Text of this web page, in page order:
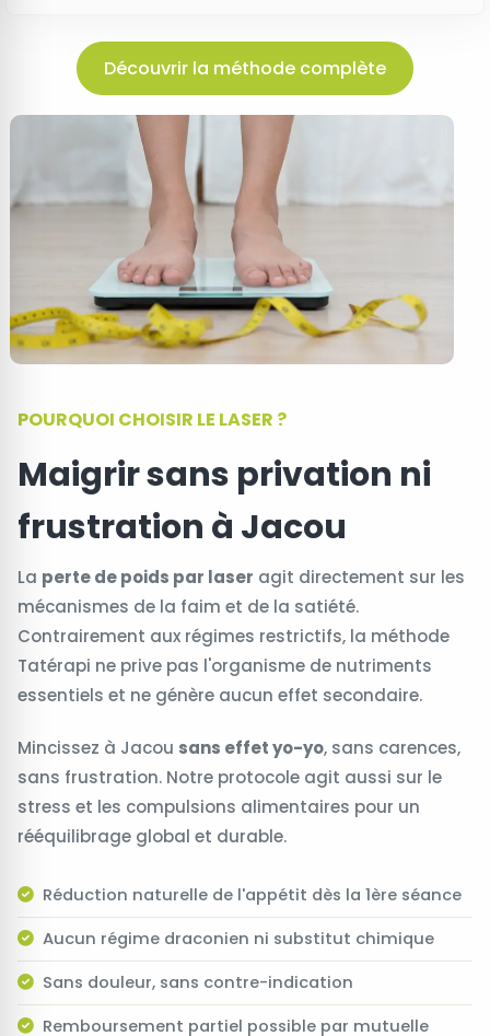
Découvrir la méthode complète
POURQUOI CHOISIR LE LASER ?
Maigrir sans privation ni
frustration à Jacou
La perte de poids par laser agit directement sur les
mécanismes de la faim et de la satiété.
Contrairement aux régimes restrictifs, la méthode
Tatérapi ne prive pas l'organisme de nutriments
essentiels et ne génère aucun effet secondaire.
Mincissez à Jacou sans effet yo-yo, sans carences,
sans frustration. Notre protocole agit aussi sur le
stress et les compulsions alimentaires pour un
rééquilibrage global et durable.
Réduction naturelle de l'appétit dès la 1ère séance
Aucun régime draconien ni substitut chimique
Sans douleur, sans contre-indication
Remboursement partiel possible par mutuelle